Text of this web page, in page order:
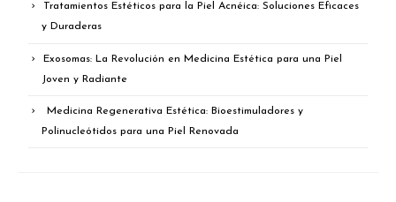
Tratamientos Estéticos para la Piel Acnéica: Soluciones Eficaces
y Duraderas
Exosomas: La Revolución en Medicina Estética para una Piel
Joven y Radiante
Medicina Regenerativa Estética: Bioestimuladores y
Polinucleótidos para una Piel Renovada